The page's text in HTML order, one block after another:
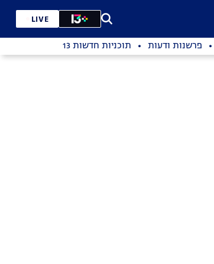
LIVE
פרשנות ודעות תוכניות חדשות 13